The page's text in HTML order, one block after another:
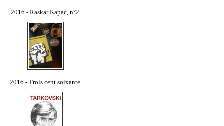
2016 - Raskar Kapac, n°2
2016 - Trois cent soixante